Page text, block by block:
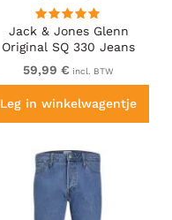
Jack & Jones Glenn
Original SQ 330 Jeans
Blue Denim
59,99 € incl. BTW
Leg in winkelwagentje